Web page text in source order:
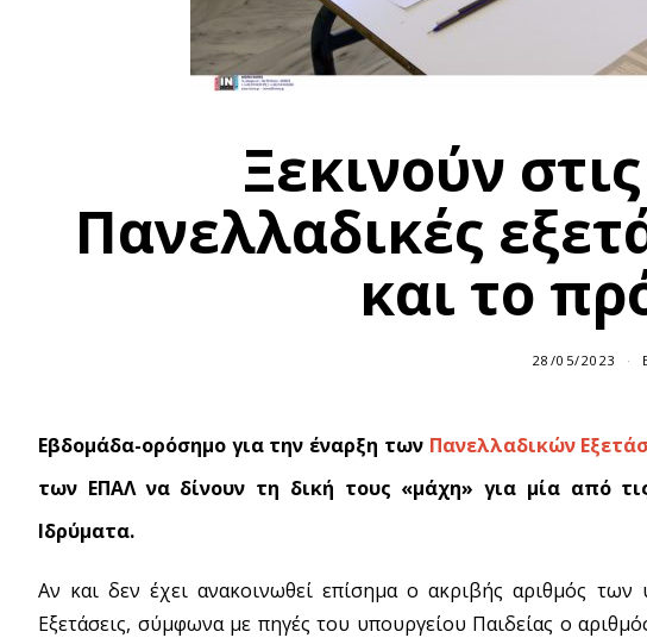
Ξεκινούν
Πανελλαδικές
και το
28/05/2023
Εβδομάδα-ορόσημο για την έναρξη των Πανελλαδικών
των ΕΠΑΛ να δίνουν τη δική τους «μάχη» για μία από
Ιδρύματα.
Αν και δεν έχει ανακοινωθεί επίσημα ο ακριβής αριθμός
Εξετάσεις, σύμφωνα με πηγές του υπουργείου Παιδείας ο